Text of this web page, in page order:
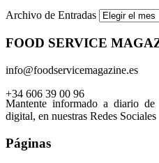
Archivo de Entradas
FOOD SERVICE
info@foodservicemagazine.es
+34 606 39 00 96
Mantente informado a diario
digital, en nuestras Redes Sociales
Páginas